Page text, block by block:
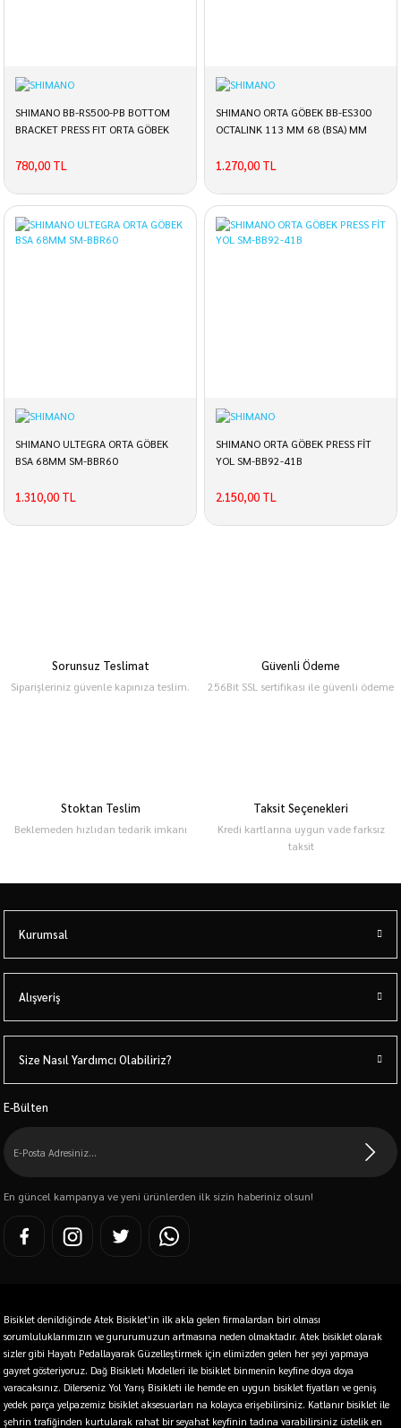
SHIMANO BB-RS500-PB BOTTOM
BRACKET PRESS FIT ORTA GÖBEK
780,00 TL
SHIMANO ORTA GÖBEK BB-ES300
OCTALINK 113 MM 68 (BSA) MM
1.270,00 TL
SHIMANO ULTEGRA ORTA GÖBEK
BSA 68MM SM-BBR60
1.310,00 TL
SHIMANO ORTA GÖBEK PRESS FİT
YOL SM-BB92-41B
2.150,00 TL
Sorunsuz Teslimat
Siparişleriniz güvenle kapınıza teslim.
Güvenli Ödeme
256Bit SSL sertifikası ile güvenli ödeme
Stoktan Teslim
Beklemeden hızlıdan tedarik imkanı
Taksit Seçenekleri
Kredi kartlarına uygun vade farksız
taksit
Kurumsal
Alışveriş
Size Nasıl Yardımcı Olabiliriz?
E-Bülten
En güncel kampanya ve yeni ürünlerden ilk sizin haberiniz olsun!
Bisiklet denildiğinde Atek Bisiklet'in ilk akla gelen firmalardan biri olması
sorumluluklarımızın ve gururumuzun artmasına neden olmaktadır. Atek bisiklet olarak
sizler gibi Hayatı Pedallayarak Güzelleştirmek için elimizden gelen her şeyi yapmaya
gayret gösteriyoruz. Dağ Bisikleti Modelleri ile bisiklet binmenin keyfine doya doya
varacaksınız. Dilerseniz Yol Yarış Bisikleti ile hemde en uygun bisiklet fiyatları ve geniş
yedek parça yelpazemiz bisiklet aksesuarları na kolayca erişebilirsiniz. Katlanır bisiklet ile
şehrin trafiğinden kurtularak rahat bir seyahat keyfinin tadına varabilirsiniz üstelik en